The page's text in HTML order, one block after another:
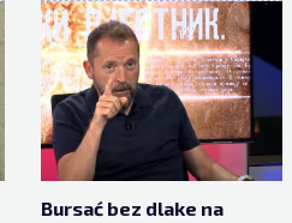
Bursać bez dlake na